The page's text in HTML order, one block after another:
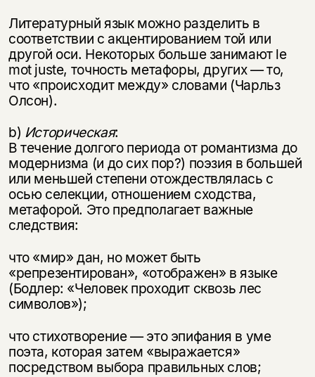
Литературный язык можно разделить в
соответствии с акцентированием той или
другой оси. Некоторых больше занимают le
mot juste, точность метафоры, других — то,
что «происходит между» словами (Чарльз
Олсон).
b) Историческая:
В течение долгого периода от романтизма до
модернизма (и до сих пор?) поэзия в большей
или меньшей степени отождествлялась с
осью селекции, отношением сходства,
метафорой. Это предполагает важные
следствия:
что «мир» дан, но может быть
«репрезентирован», «отображен» в языке
(Бодлер: «Человек проходит сквозь лес
символов»);
что стихотворение — это эпифания в уме
поэта, которая затем «выражается»
посредством выбора правильных слов;